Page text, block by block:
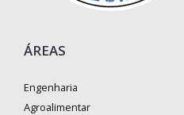
ÁREAS
Engenharia
Agroalimentar